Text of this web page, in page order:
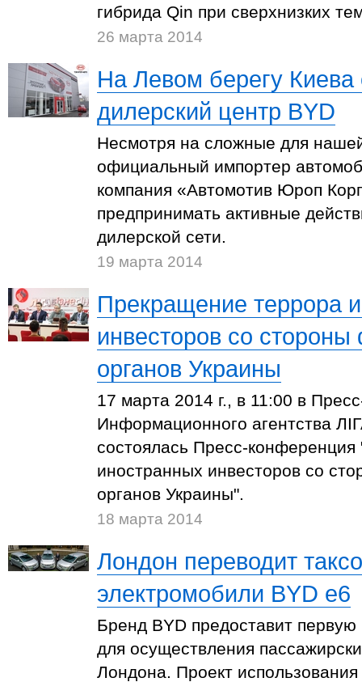
гибрида Qin при сверхнизких
26 марта 2014
На Левом берегу
дилерский центр BYD
Несмотря на сложные для
официальный импортер
компания «Автомотив Юроп
предпринимать активные
дилерской сети.
19 марта 2014
Прекращение террора
инвесторов со
органов Украины
17 марта 2014 г., в 11:00 в
Информационного агентства
состоялась Пресс-
иностранных инвесторов со
органов Украины".
18 марта 2014
Лондон переводит
электромобили BYD e6
Бренд BYD предоставит
для осуществления
Лондона. Проект